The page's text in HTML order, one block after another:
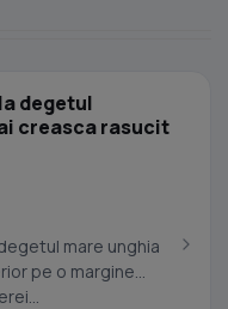
degetul
creasca rasucit
mare unghia
pe o margine